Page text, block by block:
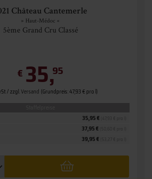
Château Cantemerle
» Haut-Médoc «
5ème Grand Cru Classé
€ 35,95
/ zzgl.Versand (Grundpreis: 47,93 € pro l)
39,95 €
37,95 €
35,95 €